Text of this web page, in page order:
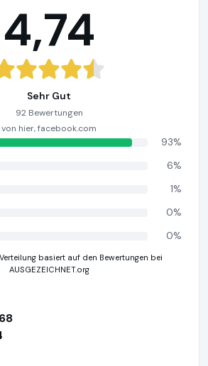
4,74
Sehr Gut
92 Bewertungen
von hier, facebook.com
93%
6%
1%
0%
0%
basiert auf den Bewertungen bei
AUSGEZEICHNET.org